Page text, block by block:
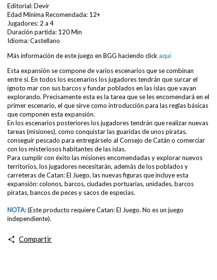
Editorial: Devir
Edad Mínima Recomendada: 12+
Jugadores: 2 a 4
Duración partida: 120 Min
Idioma: Castellano
Más información de este juego en BGG haciendo click aquí
Esta expansión se compone de varios escenarios que se combinan
entre sí. En todos los escenarios los jugadores tendrán que surcar el
ignoto mar con sus barcos y fundar poblados en las islas que vayan
explorando. Precisamente esta es la tarea que se les encomendará en el
primer escenario, el que sirve como introducción para las reglas básicas
que componen esta expansión.
En los escenarios posteriores los jugadores tendrán que realizar nuevas
tareas (misiones), como conquistar las guaridas de unos piratas,
conseguir pescado para entregárselo al Consejo de Catán o comerciar
con los misteriosos habitantes de las islas.
Para cumplir con éxito las misiones encomendadas y explorar nuevos
territorios, los jugadores necesitarán, además de los poblados y
carreteras de Catan: El Juego, las nuevas figuras que incluye esta
expansión: colonos, barcos, ciudades portuarias, unidades, barcos
piratas, bancos de peces y sacos de especias.
NOTA:(Este producto requiere Catan: El Juego. No es un juego
independiente).
Compartir